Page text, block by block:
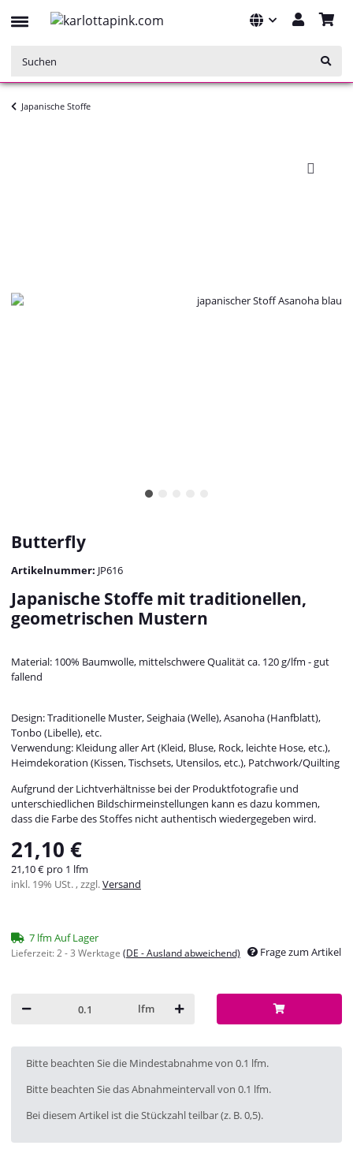
Japanische Stoffe
Butterfly
Artikelnummer: JP616
Japanische Stoffe mit traditionellen,
geometrischen Mustern
Material: 100% Baumwolle, mittelschwere Qualität ca. 120 g/lfm - gut
fallend
Design: Traditionelle Muster, Seighaia (Welle), Asanoha (Hanfblatt),
Tonbo (Libelle), etc.
Verwendung: Kleidung aller Art (Kleid, Bluse, Rock, leichte Hose, etc.),
Heimdekoration (Kissen, Tischsets, Utensilos, etc.), Patchwork/Quilting
Aufgrund der Lichtverhältnisse bei der Produktfotografie und
unterschiedlichen Bildschirmeinstellungen kann es dazu kommen,
dass die Farbe des Stoffes nicht authentisch wiedergegeben wird.
21,10 €
21,10 € pro 1 lfm
inkl. 19% USt. , zzgl.Versand
7 lfm Auf Lager
Lieferzeit:2 - 3 Werktage (DE - Ausland abweichend) Frage zum Artikel
lfm
x
Bitte beachten Sie die Mindestabnahme von 0.1 lfm.
Bitte beachten Sie das Abnahmeintervall von 0.1 lfm.
Bei diesem Artikel ist die Stückzahl teilbar (z. B. 0,5).